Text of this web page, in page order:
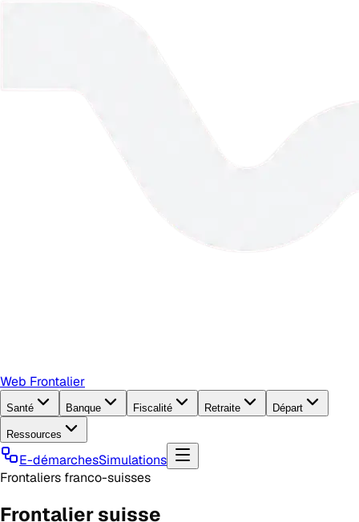
Web Frontalier
Santé Banque Fiscalité Retraite Départ
Ressources
E-démarchesSimulations
Frontaliers franco-suisses
Frontalier suisse